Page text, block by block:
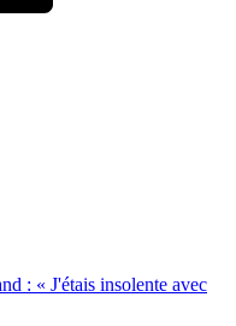
: « J'étais insolente avec